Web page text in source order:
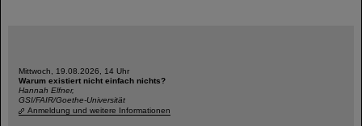
Mittwoch, 19.08.2026, 14 Uhr
Warum existiert nicht einfach nichts?
Hannah Elfner,
GSI/FAIR/Goethe-Universität
Anmeldung und weitere Informationen